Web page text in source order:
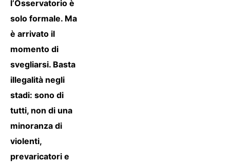
l’Osservatorio è
solo formale. Ma
è arrivato il
momento di
svegliarsi. Basta
illegalità negli
stadi: sono di
tutti, non di una
minoranza di
violenti,
prevaricatori e